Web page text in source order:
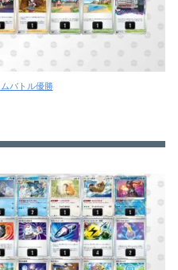
バトル優勝